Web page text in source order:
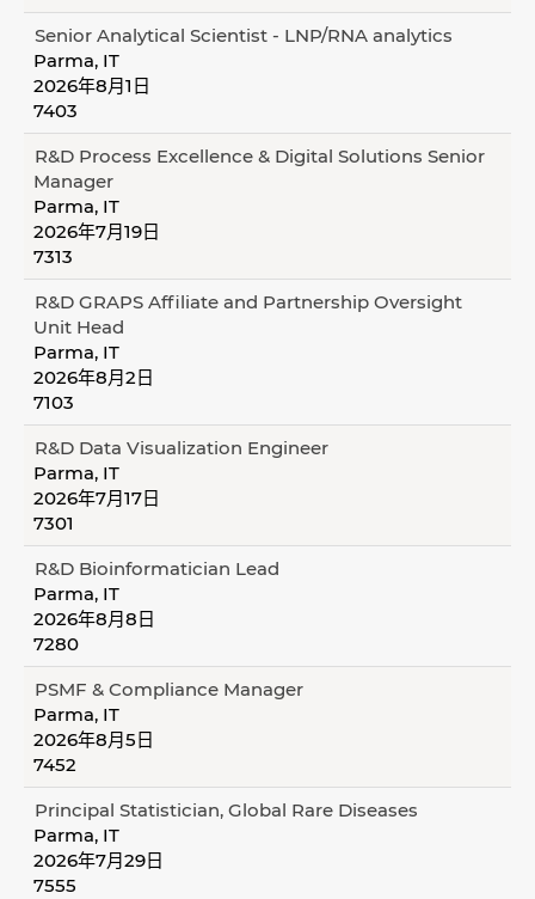
Senior Analytical Scientist - LNP/RNA analytics
Parma, IT
2026年8月1日
7403
R&D Process Excellence & Digital Solutions Senior
Manager
Parma, IT
2026年7月19日
7313
R&D GRAPS Affiliate and Partnership Oversight
Unit Head
Parma, IT
2026年8月2日
7103
R&D Data Visualization Engineer
Parma, IT
2026年7月17日
7301
R&D Bioinformatician Lead
Parma, IT
2026年8月8日
7280
PSMF & Compliance Manager
Parma, IT
2026年8月5日
7452
Principal Statistician, Global Rare Diseases
Parma, IT
2026年7月29日
7555